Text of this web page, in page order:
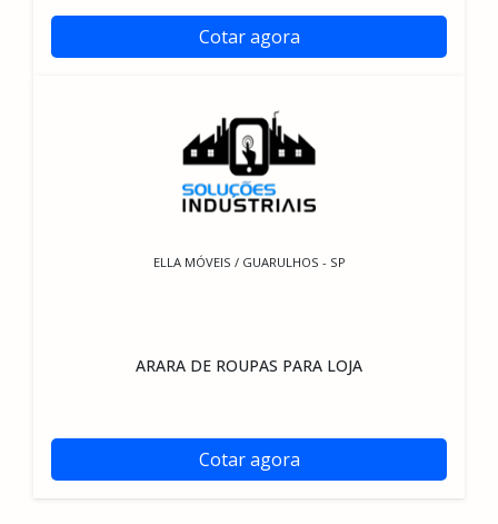
Cotar agora
ELLA MÓVEIS / GUARULHOS - SP
ARARA DE ROUPAS PARA LOJA
Cotar agora